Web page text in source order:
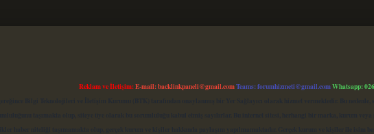
Reklam ve İletişim:E-mail:backlinkpaneli@gmail.comTeams:forumhizmeti@gmail.comWhatsapp:
Bilgi Teknolojileri ve İletişim Kurumu (BTK) tarafından onaylanmış bir Yer Sağlayıcı olarak hizmet vermektedir. Bu